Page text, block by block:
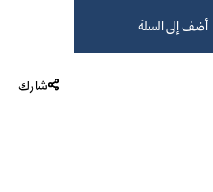
أضف إلى السلة
شارك